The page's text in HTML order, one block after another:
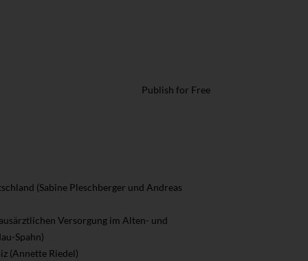
Publish for Free
(Sabine Pleschberger und Andreas
Versorgung im Alten- und
Spahn)
(Annette Riedel)